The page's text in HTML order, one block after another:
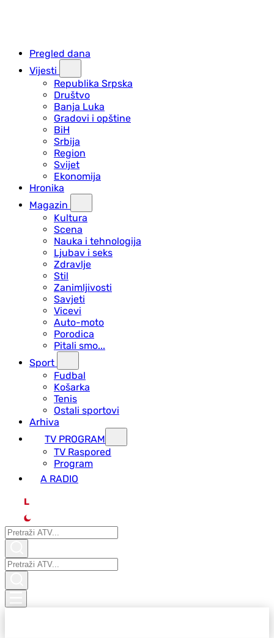
Pregled dana
Vijesti
Republika Srpska
Društvo
Banja Luka
Gradovi i opštine
BiH
Srbija
Region
Svijet
Ekonomija
Hronika
Magazin
Kultura
Scena
Nauka i tehnologija
Ljubav i seks
Zdravlje
Stil
Zanimljivosti
Savjeti
Vicevi
Auto-moto
Porodica
Pitali smo...
Sport
Fudbal
Košarka
Tenis
Ostali sportovi
Arhiva
TV PROGRAM
ТV Raspored
Program
A RADIO
L